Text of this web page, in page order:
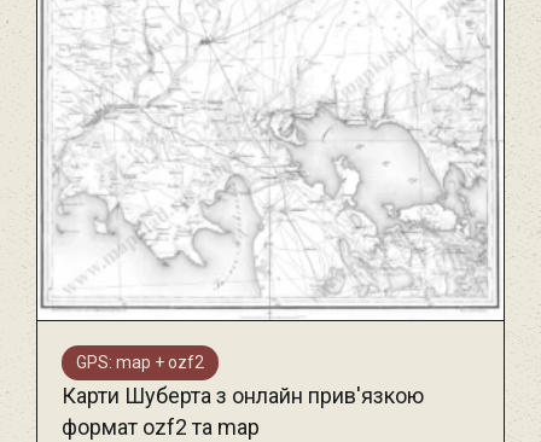
GPS: map + ozf2
Карти Шуберта з онлайн прив'язкою
формат ozf2 та map